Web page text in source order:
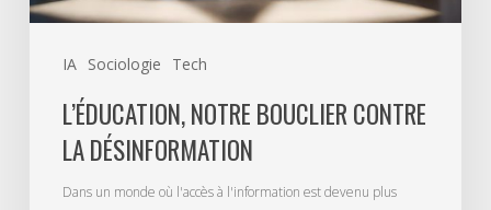
IA Sociologie Tech
L’ÉDUCATION, NOTRE BOUCLIER CONTRE
LA DÉSINFORMATION
Dans un monde où l'accès à l'information est devenu plus